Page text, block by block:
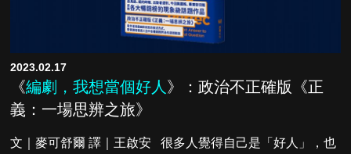
2023.02.17
《編劇，我想當個好人 》：政治不正確版《正
義：一場思辨之旅》
文｜麥可舒爾 譯｜王啟安 很多人覺得自己是「好人」，也